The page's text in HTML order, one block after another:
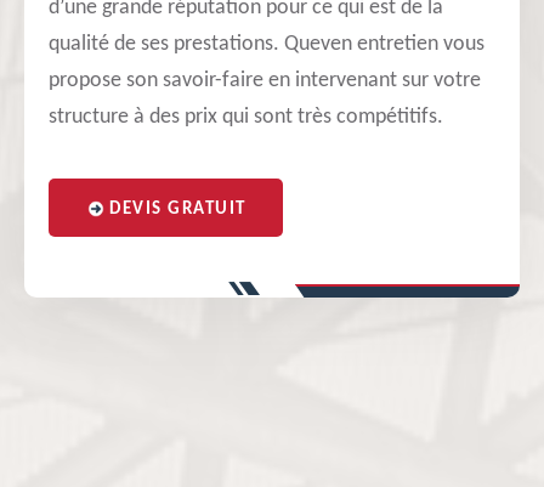
d’une grande réputation pour ce qui est de la
qualité de ses prestations. Queven entretien vous
propose son savoir-faire en intervenant sur votre
structure à des prix qui sont très compétitifs.
DEVIS GRATUIT